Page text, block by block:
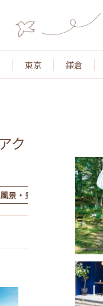
東京 鎌倉
アク
風景・景色 名所・旧